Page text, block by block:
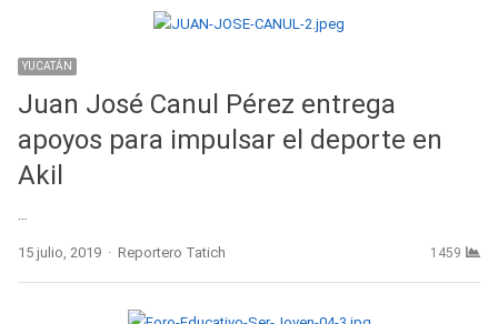
YUCATÁN
Juan José Canul Pérez entrega
apoyos para impulsar el deporte en
Akil
15 julio, 2019 Author
Reportero Tatich 1459